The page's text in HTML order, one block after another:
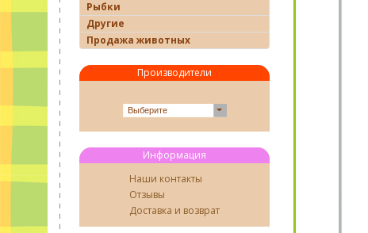
Рыбки
Другие
Продажа животных
Производители
Выберите
Информация
Наши контакты
Отзывы
Доставка и возврат